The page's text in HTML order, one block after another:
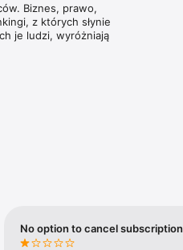
Biznes, prawo,
z których słynie
je ludzi, wyróżniają
światowe
Ale Forbes
W corocznym
No option to cancel subscription